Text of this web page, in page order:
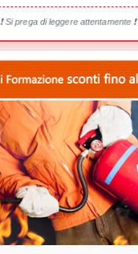
❗ Si prega di leggere attentamente ❗